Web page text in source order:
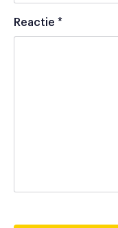
Reactie *